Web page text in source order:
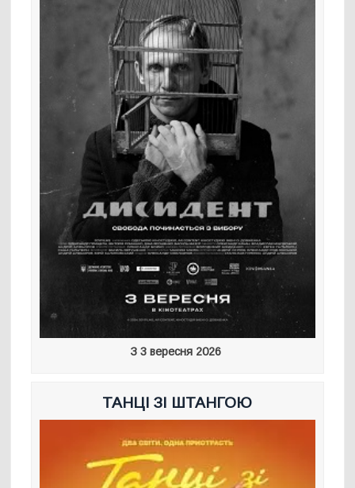
З 3 вересня 2026
ТАНЦІ ЗІ ШТАНГОЮ